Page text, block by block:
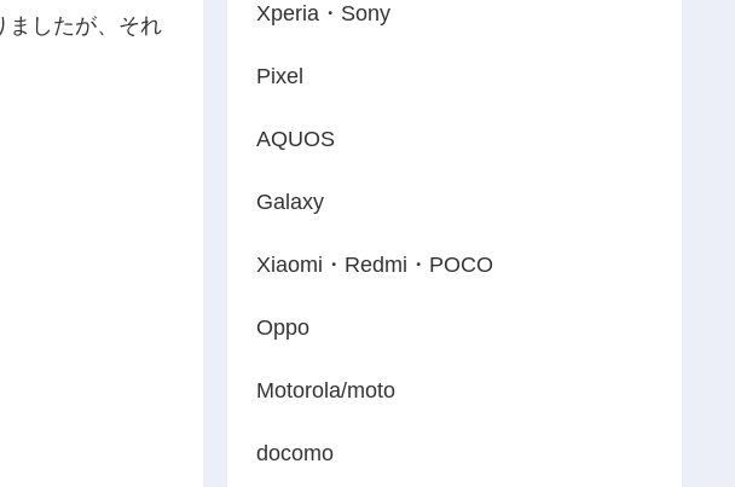
ましたが、それ
Xperia・Sony
Pixel
AQUOS
Galaxy
Xiaomi・Redmi・POCO
Oppo
Motorola/moto
docomo